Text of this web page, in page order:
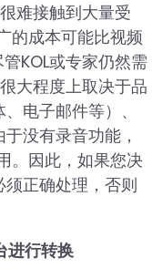
难接触到大量受
的成本可能比视频
KOL或专家仍然需
大程度上取决于品
电子邮件等）、
没有录音功能，
。因此，如果您决
正确处理，否则
进行转换